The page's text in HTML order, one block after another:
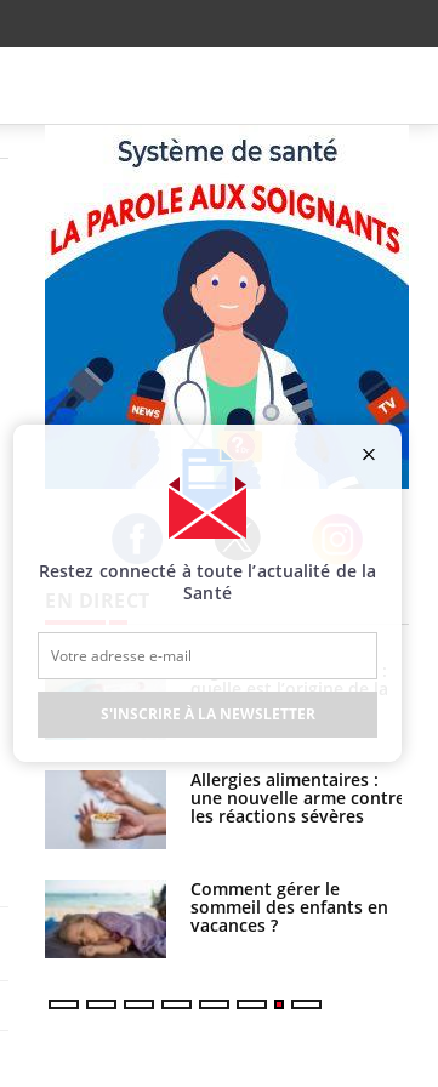
Facebook Twitter Instagram
quelle est l’origine de la
contamination ?
Allergies alimentaires :
une nouvelle arme contre
les réactions sévères
Comment gérer le
sommeil des enfants en
vacances ?
les kinés pourront
bientôt faire
TDAH : quel est ce
traitement autorisé aux
États-Unis ?
Cerveau : le mystère de la
"madeleine de Proust"
enfin expliqué
Restez connecté à toute l’actualité de la
Santé
S'INSCRIRE À LA NEWSLETTER